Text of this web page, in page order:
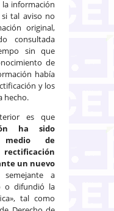
información
tal aviso no
original,
consultada
sin que
de
había
y los
hecho.
es que
ha sido
de
rectificación
un nuevo
semejante a
o difundió la
tal como